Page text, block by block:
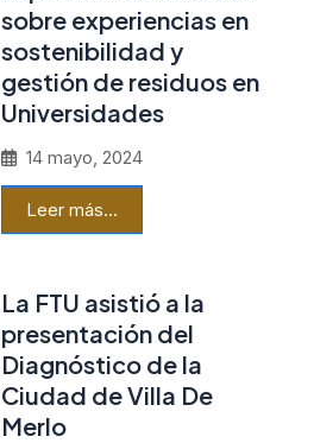
sobre experiencias en
sostenibilidad y
gestión de residuos en
Universidades
14 mayo, 2024
Leer más…
La FTU asistió a la
presentación del
Diagnóstico de la
Ciudad de Villa De
Merlo